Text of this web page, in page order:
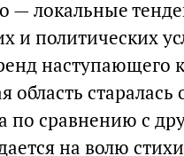
— локальные
и политических
наступающего
область
по сравнению с
на волю